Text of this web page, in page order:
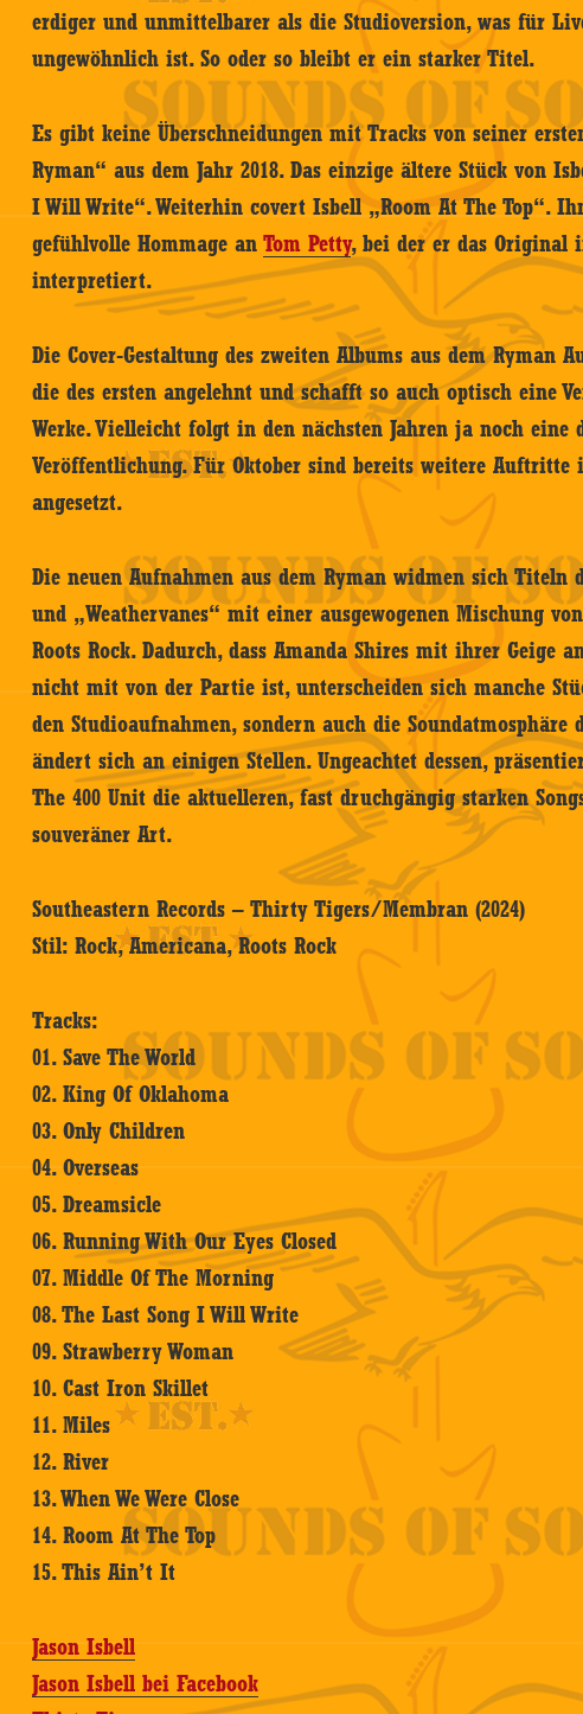
erdiger und unmittelbarer als die Studioversion, was für
ungewöhnlich ist. So oder so bleibt er ein starker Titel.
Es gibt keine Überschneidungen mit Tracks von seiner
Ryman“ aus dem Jahr 2018. Das einzige ältere Stück von
I Will Write“. Weiterhin covert Isbell „Room At The Top“.
gefühlvolle Hommage anTom Petty, bei der er das Original
interpretiert.
Die Cover-Gestaltung des zweiten Albums aus dem Ryman
die des ersten angelehnt und schafft so auch optisch eine
Werke. Vielleicht folgt in den nächsten Jahren ja noch eine
Veröffentlichung. Für Oktober sind bereits weitere Auftritte
angesetzt.
Die neuen Aufnahmen aus dem Ryman widmen sich Titeln
und „Weathervanes“ mit einer ausgewogenen Mischung
Roots Rock. Dadurch, dass Amanda Shires mit ihrer Geige
nicht mit von der Partie ist, unterscheiden sich manche
den Studioaufnahmen, sondern auch die Soundatmosphäre
ändert sich an einigen Stellen. Ungeachtet dessen,
The 400 Unit die aktuelleren, fast druchgängig starken
souveräner Art.
Southeastern Records – Thirty Tigers/Membran (2024)
Stil: Rock, Americana, Roots Rock
Tracks:
01. Save The World
02. King Of Oklahoma
03. Only Children
04. Overseas
05. Dreamsicle
06. Running With Our Eyes Closed
07. Middle Of The Morning
08. The Last Song I Will Write
09. Strawberry Woman
10. Cast Iron Skillet
11. Miles
12. River
13. When We Were Close
14. Room At The Top
15. This Ain’t It
Jason Isbell
Jason Isbell bei Facebook